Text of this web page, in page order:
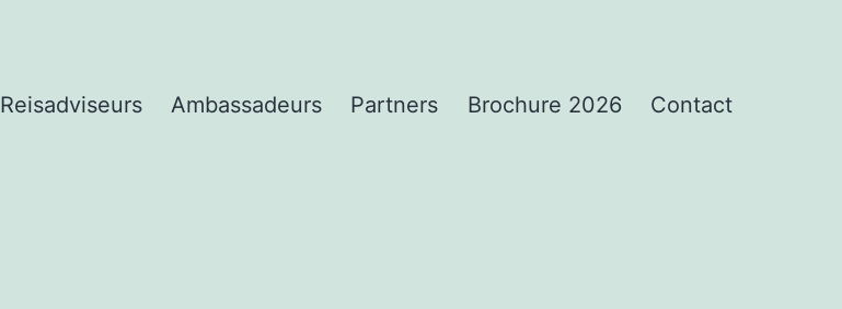
Reisadviseurs Ambassadeurs Partners Brochure 2026 Contact